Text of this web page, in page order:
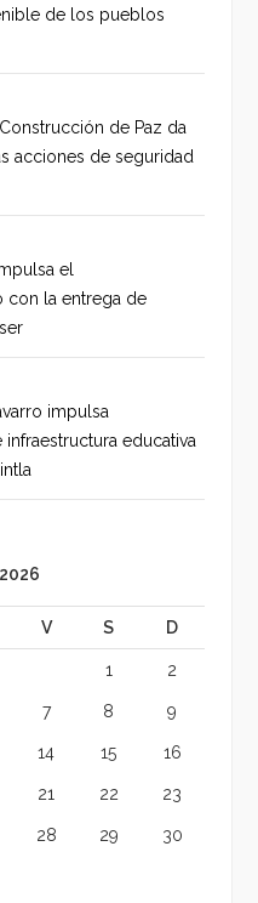
de los pueblos
de Paz da
acciones de seguridad
el
con la entrega de
impulsa
educativa
V S D
1 2
7 8 9
14 15 16
21 22 23
28 29 30